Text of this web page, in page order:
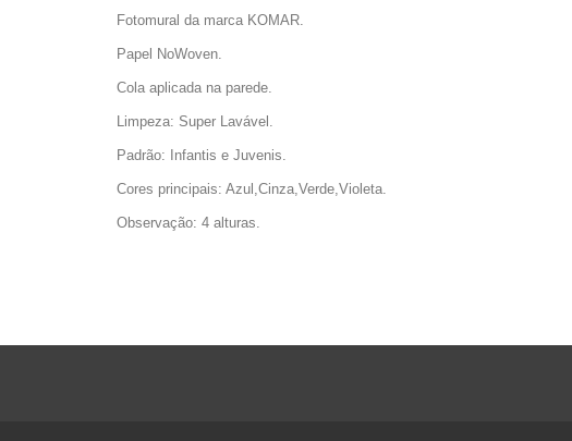
Fotomural da marca KOMAR.
Papel NoWoven.
Cola aplicada na parede.
Limpeza: Super Lavável.
Padrão: Infantis e Juvenis.
Cores principais: Azul,Cinza,Verde,Violeta.
Observação: 4 alturas.